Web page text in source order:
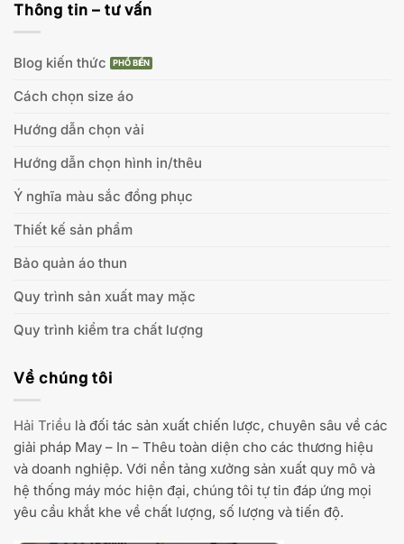
Thông tin – tư vấn
Blog kiến thức
Cách chọn size áo
Hướng dẫn chọn vải
Hướng dẫn chọn hình in/thêu
Ý nghĩa màu sắc đồng phục
Thiết kế sản phẩm
Bảo quản áo thun
Quy trình sản xuất may mặc
Quy trình kiểm tra chất lượng
Về chúng tôi
Hải Triều là đối tác sản xuất chiến lược, chuyên sâu về các
giải pháp May – In – Thêu toàn diện cho các thương hiệu
và doanh nghiệp. Với nền tảng xưởng sản xuất quy mô và
hệ thống máy móc hiện đại, chúng tôi tự tin đáp ứng mọi
yêu cầu khắt khe về chất lượng, số lượng và tiến độ.